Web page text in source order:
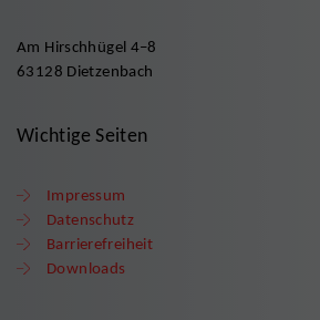
Am Hirschhügel 4–8
63128 Dietzenbach
Wichtige Seiten
Impressum
Datenschutz
Barrierefreiheit
Downloads